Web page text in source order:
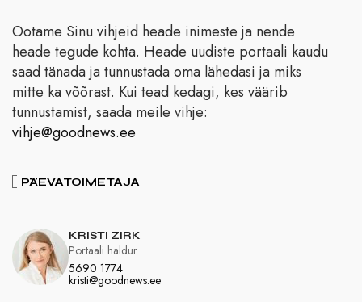
Ootame Sinu vihjeid heade inimeste ja nende
heade tegude kohta. Heade uudiste portaali kaudu
saad tänada ja tunnustada oma lähedasi ja miks
mitte ka võõrast. Kui tead kedagi, kes väärib
tunnustamist, saada meile vihje:
vihje@goodnews.ee
PÄEVATOIMETAJA
KRISTI ZIRK
5690 1774
kristi@goodnews.ee
Portaali haldur